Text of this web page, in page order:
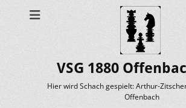
VSG 1880
Hier wird Schach gespielt: Arthur-
Offenbach